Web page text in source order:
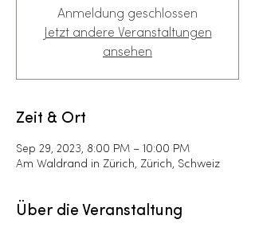
Anmeldung geschlossen
Jetzt andere Veranstaltungen
ansehen
Zeit & Ort
Sep 29, 2023, 8:00 PM – 10:00 PM
Am Waldrand in Zürich, Zürich, Schweiz
Über die Veranstaltung